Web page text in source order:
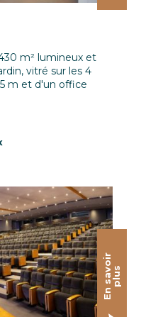
m² lumineux et
vitré sur les 4
m et d'un office
Colmar © Pascal Schwien
E
n
s
av
o
i
r
p
l
us